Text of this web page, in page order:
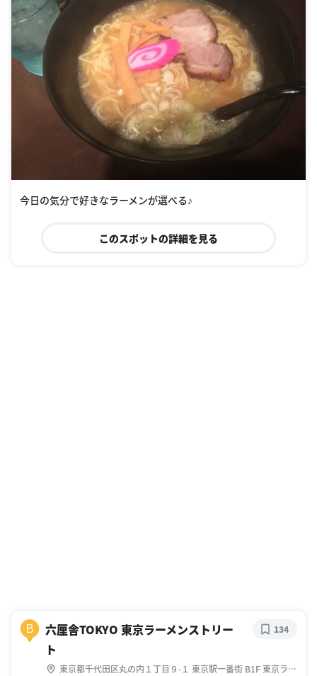
今日の気分で好きなラーメンが選べる♪
このスポットの詳細を見る
B
六厘舎TOKYO 東京ラーメンストリー
ト
東京都千代田区丸の内１丁目９-１ 東京駅一番街 B1F 東京ラー
134